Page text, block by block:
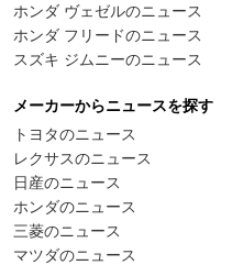
ホンダ ヴェゼルのニュース
ホンダ フリードのニュース
スズキ ジムニーのニュース
メーカーからニュースを探す
トヨタのニュース
レクサスのニュース
日産のニュース
ホンダのニュース
三菱のニュース
マツダのニュース